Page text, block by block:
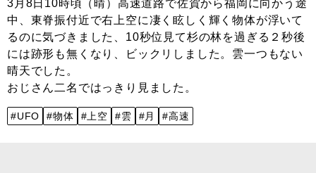
3月8日10時頃（晴）高速道路で佐賀から福岡に向かう途
中、東脊振付近で右上空に凄く眩しく輝く物体が浮いて
るのに気づきました、10秒位見て杉の林を過ぎる２秒後
には跡形も無くなり、ビックリしました。雲一つもない
晴天でした。
おじさん二名ではっきり見ました。
#UFO #物体 #上空 #雲 #月 #高速